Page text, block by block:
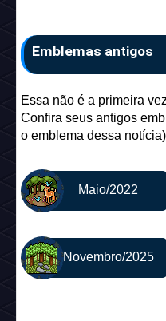
Emblemas antigos
Essa não é a primeira
Confira seus antigos
o emblema dessa
Maio/2022
Novembro/2025